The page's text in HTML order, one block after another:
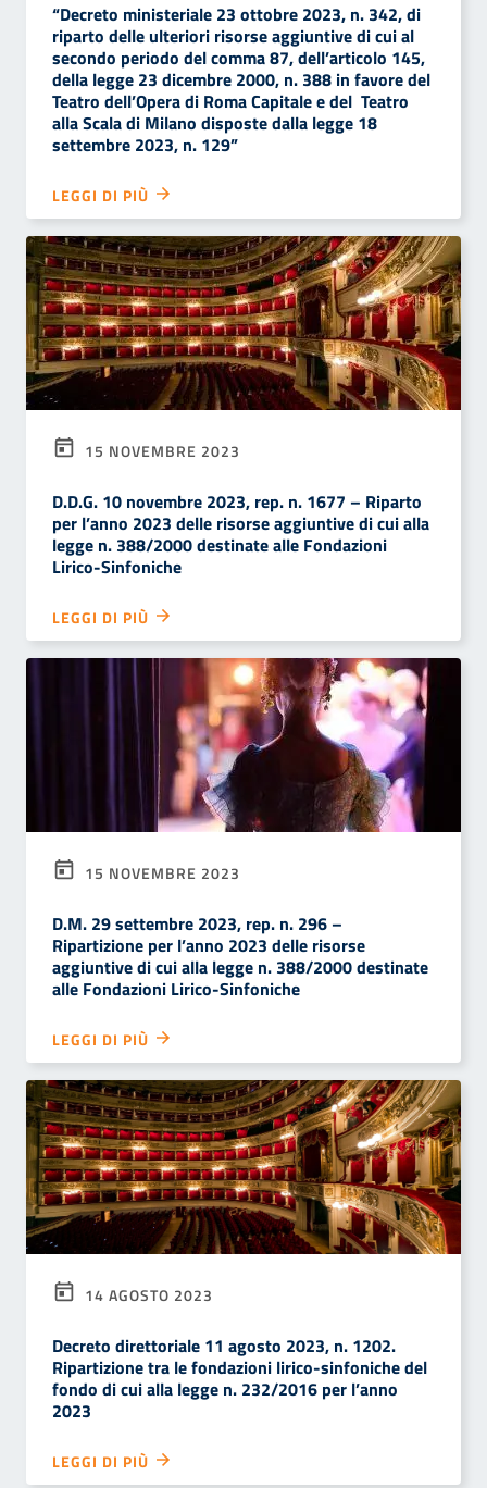
“Decreto ministeriale 23 ottobre 2023, n. 342, di
riparto delle ulteriori risorse aggiuntive di cui al
secondo periodo del comma 87, dell’articolo 145,
della legge 23 dicembre 2000, n. 388 in favore del
Teatro dell’Opera di Roma Capitale e del Teatro
alla Scala di Milano disposte dalla legge 18
settembre 2023, n. 129”
LEGGI DI PIÙ
15 NOVEMBRE 2023
D.D.G. 10 novembre 2023, rep. n. 1677 – Riparto
per l’anno 2023 delle risorse aggiuntive di cui alla
legge n. 388/2000 destinate alle Fondazioni
Lirico-Sinfoniche
LEGGI DI PIÙ
15 NOVEMBRE 2023
D.M. 29 settembre 2023, rep. n. 296 –
Ripartizione per l’anno 2023 delle risorse
aggiuntive di cui alla legge n. 388/2000 destinate
alle Fondazioni Lirico-Sinfoniche
LEGGI DI PIÙ
14 AGOSTO 2023
Decreto direttoriale 11 agosto 2023, n. 1202.
Ripartizione tra le fondazioni lirico-sinfoniche del
fondo di cui alla legge n. 232/2016 per l’anno
2023
LEGGI DI PIÙ